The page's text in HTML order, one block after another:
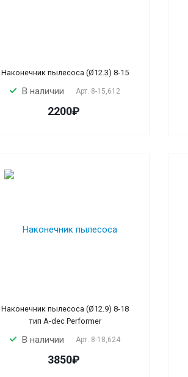
Наконечник пылесоса (Ø12.3) 8-15
В наличии Арт. 8-15,612
2200₽
Наконечник пылесоса (Ø12.9) 8-18
тип A-dec Performer
В наличии Арт. 8-18,624
3850₽